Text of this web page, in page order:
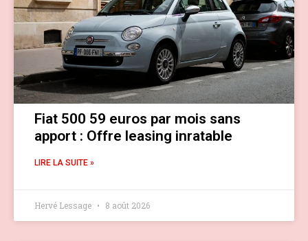
Fiat 500 59 euros par mois sans
apport : Offre leasing inratable
LIRE LA SUITE »
Hervé Lessage 8 août 2026